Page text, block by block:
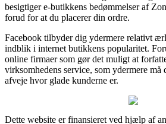
besigtiger e-butikkens bedømmelser af
forud for at du placerer din ordre.
Facebook tilbyder dig ydermere relativt
indblik i internet butikkens popularitet.
online firmaer som gør det muligt at
virksomhedens service, som ydermere må
afveje hvor glade kunderne er.
Dette website er finansieret ved hjælp af